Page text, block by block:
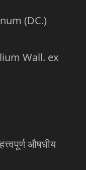
(DC.)
Wall. ex
औषधीय